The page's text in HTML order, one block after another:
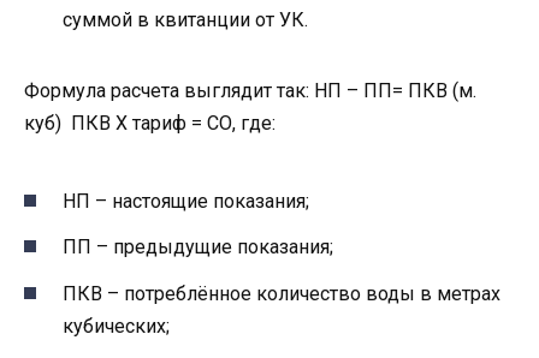
суммой в квитанции от УК.
Формула расчета выглядит так: НП – ПП= ПКВ (м.
куб) ПКВ Х тариф = СО, где:
НП – настоящие показания;
ПП – предыдущие показания;
ПКВ – потреблённое количество воды в метрах
кубических;